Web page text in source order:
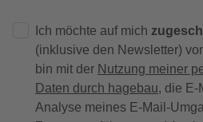
Ich möchte auf mich
(inklusive den Newsletter)
bin mit der Nutzung meiner
Daten durch hagebau, die E-
Analyse meines E-Mail-